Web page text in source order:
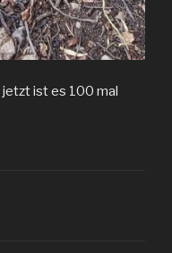
jetzt ist es 100 mal